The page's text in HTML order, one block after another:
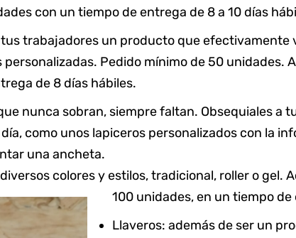
con un tiempo de entrega de 8 a 10 días
trabajadores un producto que efectivamente
Pedido mínimo de 50 unidades.
de 8 días hábiles.
nunca sobran, siempre faltan. Obsequiales a
como unos lapiceros personalizados con la
una ancheta.
colores y estilos, tradicional, roller o gel.
100 unidades, en un tiempo
Llaveros: además de ser un